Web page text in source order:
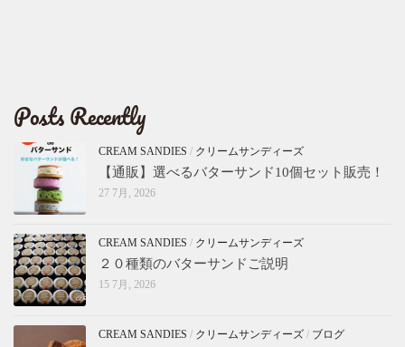
Posts Recently
CREAM SANDIES / クリームサンディーズ
【通販】選べるバターサンド10個セット販売！
27 7月, 2026
CREAM SANDIES / クリームサンディーズ
２０種類のバターサンドご説明
15 7月, 2026
CREAM SANDIES / クリームサンディーズ / ブログ